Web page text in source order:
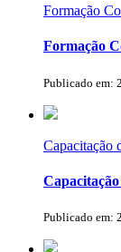
Formação
Formação
Publicado em:
Capacitação
Capacitação
Publicado em: